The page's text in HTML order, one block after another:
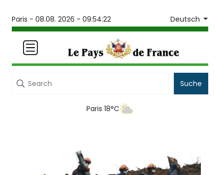
Paris - 08.08. 2026 - 09:54:22 Deutsch
Suche
Paris 18°C